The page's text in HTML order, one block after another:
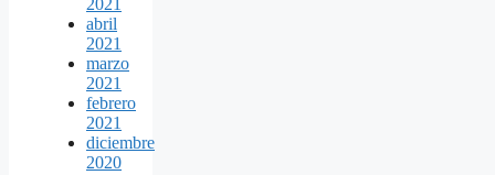
2021
abril
2021
marzo
2021
febrero
2021
diciembre
2020